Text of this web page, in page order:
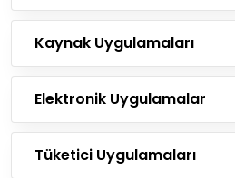
Kaynak Uygulamaları
Elektronik Uygulamalar
Tüketici Uygulamaları